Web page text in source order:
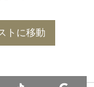
トに移動